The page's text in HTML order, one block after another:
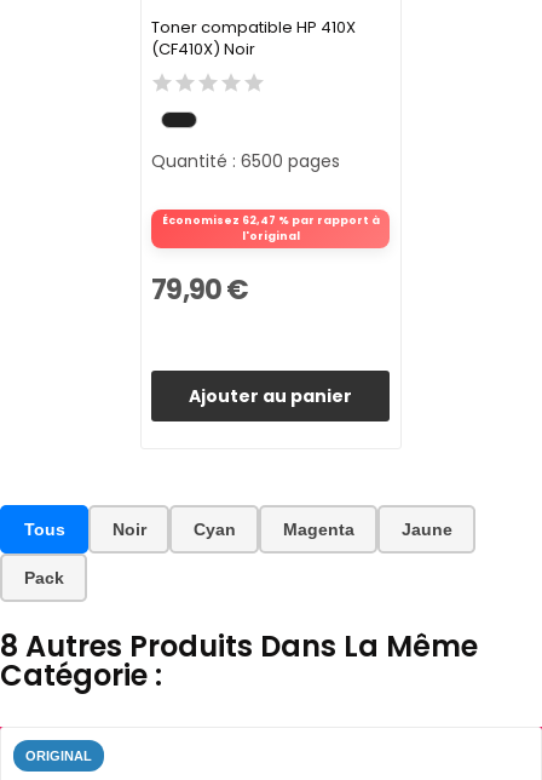
Toner compatible HP 410X
(CF410X) Noir
Économisez 62,47 % par rapport à
l'original
Quantité : 6500 pages
79,90 €
Ajouter au panier
Tous Noir Cyan Magenta Jaune
Pack
8 Autres Produits Dans La Même
Catégorie :
ORIGINAL